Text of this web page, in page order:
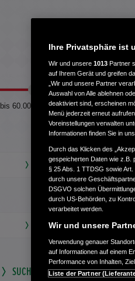
bis 60.000 €
ERSTZULASSUNG
SUCHE SPEICHERN
Ihre Privatsphäre ist
Wir und unsere 1013 Partner
auf Ihrem Gerät und greifen
„Wir und unsere Partner
Auswahl von Alle ablehnen
deaktiviert sind, erscheinen
Menü jederzeit erneut
Voreinstellungen verwalten
Informationen finden Sie in
Durch das Klicken des
gespeicherten Daten wie z.B.
§ 25 Abs. 1 TTDSG sowie
durch unsere
DSGVO solchen
durch US-Behörden, zu
verarbeitet werden.
Wir und unsere
Verwendung genauer
auf Informationen auf einem
Performance von Inhalten,
Liste der Partner